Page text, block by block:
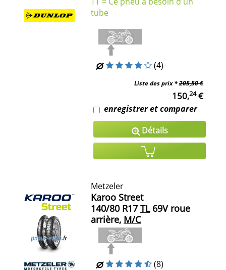
tube
(4)
Liste des prix *205,50 €
150,24€
enregistrer et comparer
Détails
Metzeler
Karoo Street
140/80 R17 TL69V roue
arrière, M/C
(8)